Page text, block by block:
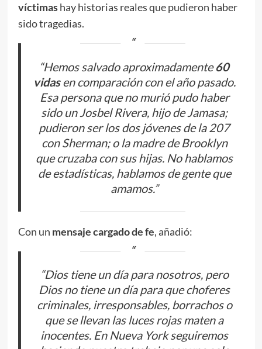
víctimashay historias reales que pudieron haber
sido tragedias.
“Hemos salvado aproximadamente60
vidasen comparación con el año pasado.
Esa persona que no murió pudo haber
sido un Josbel Rivera, hijo de Jamasa;
pudieron ser los dos jóvenes de la 207
con Sherman; o la madre de Brooklyn
que cruzaba con sus hijas. No hablamos
de estadísticas, hablamos de gente que
amamos.”
Con un mensaje cargado de fe, añadió:
“Dios tiene un día para nosotros, pero
Dios no tiene un día para que choferes
criminales, irresponsables, borrachos o
que se llevan las luces rojas maten a
inocentes. En Nueva York seguiremos